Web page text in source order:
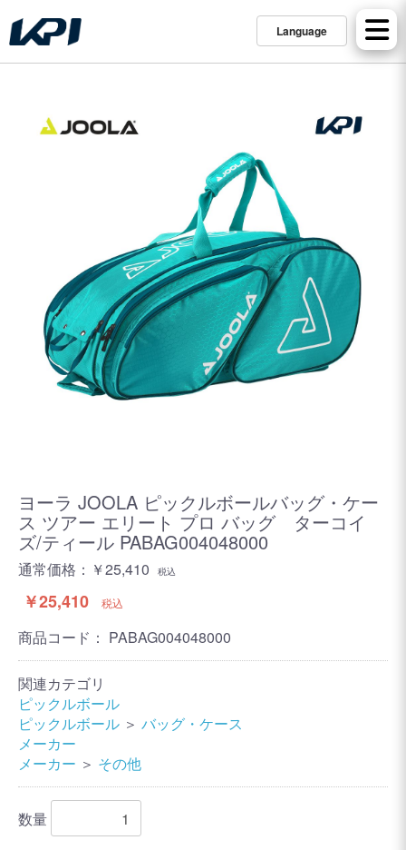
Language
ヨーラ JOOLA ピックルボールバッグ・ケー
ス ツアー エリート プロ バッグ ターコイ
ズ/ティール PABAG004048000
通常価格：￥25,410 税込
￥25,410 税込
商品コード： PABAG004048000
関連カテゴリ
ピックルボール
ピックルボール ＞ バッグ・ケース
メーカー
メーカー ＞ その他
数量